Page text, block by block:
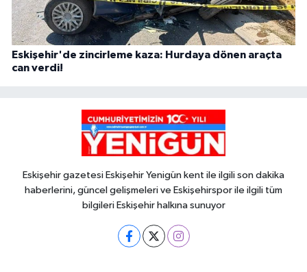
Eskişehir'de zincirleme kaza: Hurdaya dönen araçta
can verdi!
Eskişehir gazetesi Eskişehir Yenigün kent ile ilgili son dakika
haberlerini, güncel gelişmeleri ve Eskişehirspor ile ilgili tüm
bilgileri Eskişehir halkına sunuyor